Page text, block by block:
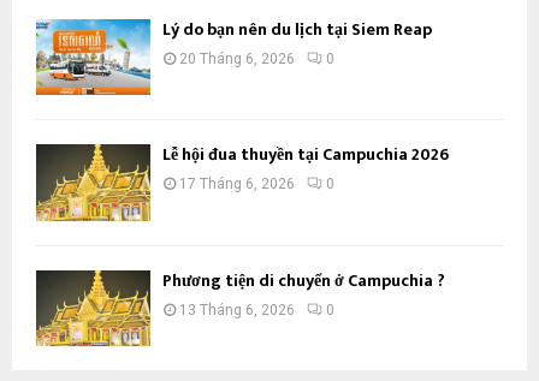
Lý do bạn nên du lịch tại Siem Reap
20 Tháng 6, 2026 0
Lễ hội đua thuyền tại Campuchia 2026
17 Tháng 6, 2026 0
Phương tiện di chuyển ở Campuchia ?
13 Tháng 6, 2026 0